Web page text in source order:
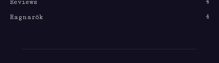
Reviews
Ragnarök
4